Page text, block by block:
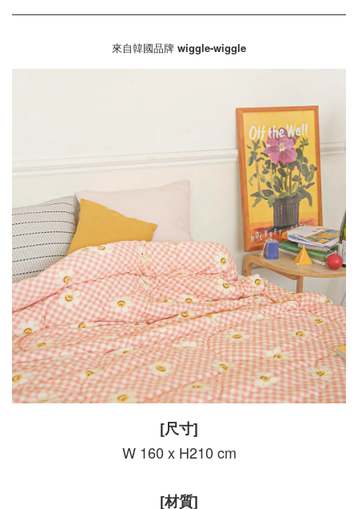
來自韓國品牌 wiggle-wiggle
[尺寸]
W 160 x H210 cm
[材質]